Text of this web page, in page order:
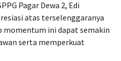
Pagar Dewa 2, Edi
atas terselenggaranya
momentum ini dapat semakin
serta memperkuat